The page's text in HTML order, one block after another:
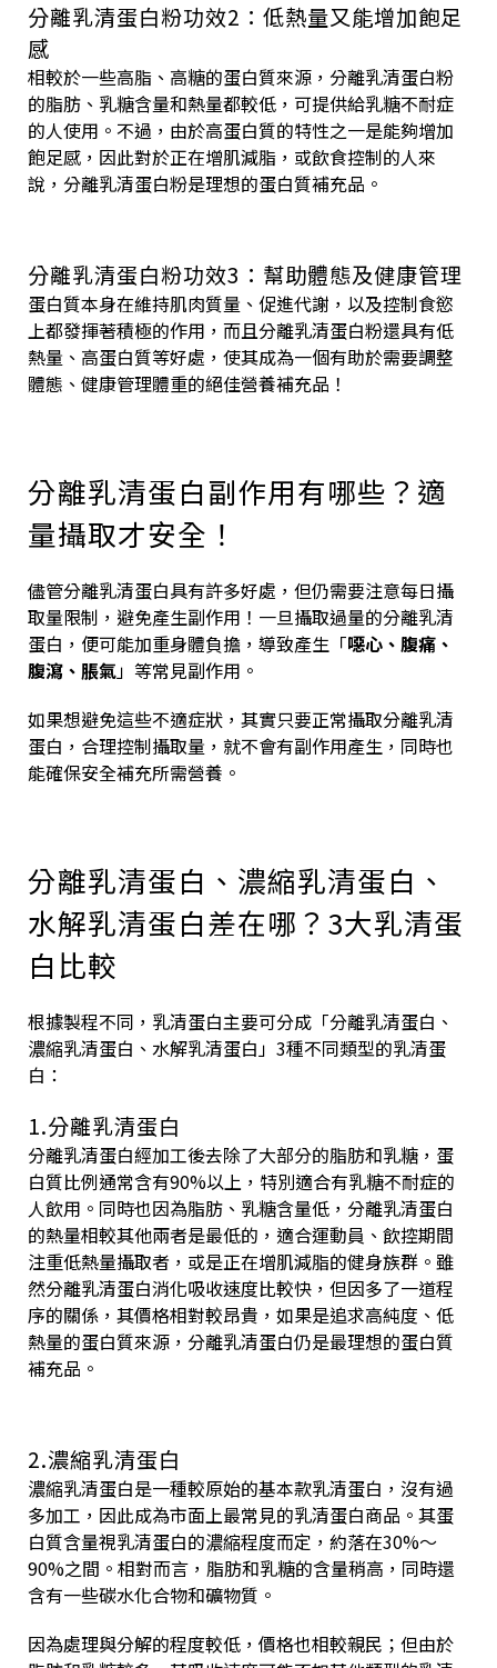
分離乳清蛋白粉功效2：低熱量又能增加飽足
感
相較於一些高脂、高糖的蛋白質來源，分離乳清蛋白粉
的脂肪、乳糖含量和熱量都較低，可提供給乳糖不耐症
的人使用。不過，由於高蛋白質的特性之一是能夠增加
飽足感，因此對於正在增肌減脂，或飲食控制的人來
說，分離乳清蛋白粉是理想的蛋白質補充品。
分離乳清蛋白粉功效3：幫助體態及健康管理
蛋白質本身在維持肌肉質量、促進代謝，以及控制食慾
上都發揮著積極的作用，而且分離乳清蛋白粉還具有低
熱量、高蛋白質等好處，使其成為一個有助於需要調整
體態、健康管理體重的絕佳營養補充品！
分離乳清蛋白副作用有哪些？適
量攝取才安全！
儘管分離乳清蛋白具有許多好處，但仍需要注意每日攝
取量限制，避免產生副作用！一旦攝取過量的分離乳清
蛋白，便可能加重身體負擔，導致產生「噁心、腹痛、
腹瀉、脹氣」等常見副作用。
如果想避免這些不適症狀，其實只要正常攝取分離乳清
蛋白，合理控制攝取量，就不會有副作用產生，同時也
能確保安全補充所需營養。
分離乳清蛋白、濃縮乳清蛋白、
水解乳清蛋白差在哪？3大乳清蛋
白比較
根據製程不同，乳清蛋白主要可分成「分離乳清蛋白、
濃縮乳清蛋白、水解乳清蛋白」3種不同類型的乳清蛋
白：
1.分離乳清蛋白
分離乳清蛋白經加工後去除了大部分的脂肪和乳糖，蛋
白質比例通常含有90%以上，特別適合有乳糖不耐症的
人飲用。同時也因為脂肪、乳糖含量低，分離乳清蛋白
的熱量相較其他兩者是最低的，適合運動員、飲控期間
注重低熱量攝取者，或是正在增肌減脂的健身族群。雖
然分離乳清蛋白消化吸收速度比較快，但因多了一道程
序的關係，其價格相對較昂貴，如果是追求高純度、低
熱量的蛋白質來源，分離乳清蛋白仍是最理想的蛋白質
補充品。
2.濃縮乳清蛋白
濃縮乳清蛋白是一種較原始的基本款乳清蛋白，沒有過
多加工，因此成為市面上最常見的乳清蛋白商品。其蛋
白質含量視乳清蛋白的濃縮程度而定，約落在30%～
90%之間。相對而言，脂肪和乳糖的含量稍高，同時還
含有一些碳水化合物和礦物質。
因為處理與分解的程度較低，價格也相較親民；但由於